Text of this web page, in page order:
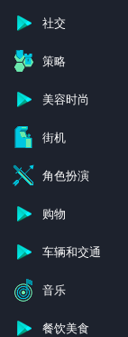
社交
策略
美容时尚
街机
角色扮演
购物
车辆和交通
音乐
餐饮美食